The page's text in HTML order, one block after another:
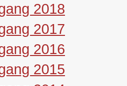
2018
2017
2016
2015